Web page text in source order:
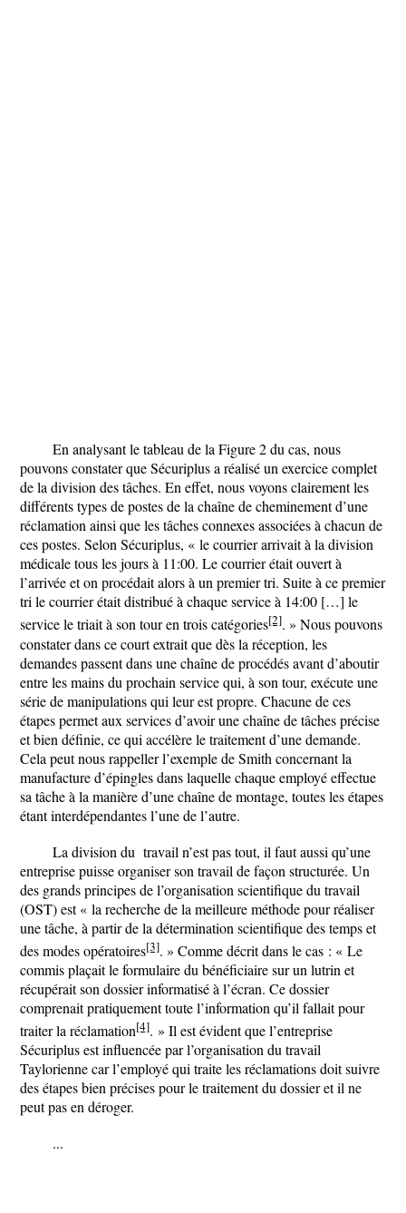
En analysant le tableau de la Figure 2 du cas, nous
pouvons constater que Sécuriplus a réalisé un exercice complet
de la division des tâches. En effet, nous voyons clairement les
différents types de postes de la chaîne de cheminement d’une
réclamation ainsi que les tâches connexes associées à chacun de
ces postes. Selon Sécuriplus, « le courrier arrivait à la division
médicale tous les jours à 11:00. Le courrier était ouvert à
l’arrivée et on procédait alors à un premier tri. Suite à ce premier
tri le courrier était distribué à chaque service à 14:00 […] le
service le triait à son tour en trois catégories[2]. » Nous pouvons
constater dans ce court extrait que dès la réception, les
demandes passent dans une chaîne de procédés avant d’aboutir
entre les mains du prochain service qui, à son tour, exécute une
série de manipulations qui leur est propre. Chacune de ces
étapes permet aux services d’avoir une chaîne de tâches précise
et bien définie, ce qui accélère le traitement d’une demande.
Cela peut nous rappeller l’exemple de Smith concernant la
manufacture d’épingles dans laquelle chaque employé effectue
sa tâche à la manière d’une chaîne de montage, toutes les étapes
étant interdépendantes l’une de l’autre.
La division du travail n’est pas tout, il faut aussi qu’une
entreprise puisse organiser son travail de façon structurée. Un
des grands principes de l’organisation scientifique du travail
(OST) est « la recherche de la meilleure méthode pour réaliser
une tâche, à partir de la détermination scientifique des temps et
des modes opératoires[3]. » Comme décrit dans le cas : « Le
commis plaçait le formulaire du bénéficiaire sur un lutrin et
récupérait son dossier informatisé à l’écran. Ce dossier
comprenait pratiquement toute l’information qu’il fallait pour
traiter la réclamation[4]. » Il est évident que l’entreprise
Sécuriplus est influencée par l’organisation du travail
Taylorienne car l’employé qui traite les réclamations doit suivre
des étapes bien précises pour le traitement du dossier et il ne
peut pas en déroger.
...